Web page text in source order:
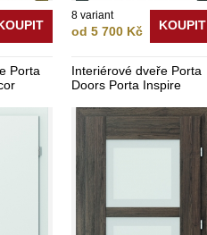
8 variant
od 5 700 Kč KOUPIT
Porta
Interiérové dveře Porta
Doors Porta Inspire